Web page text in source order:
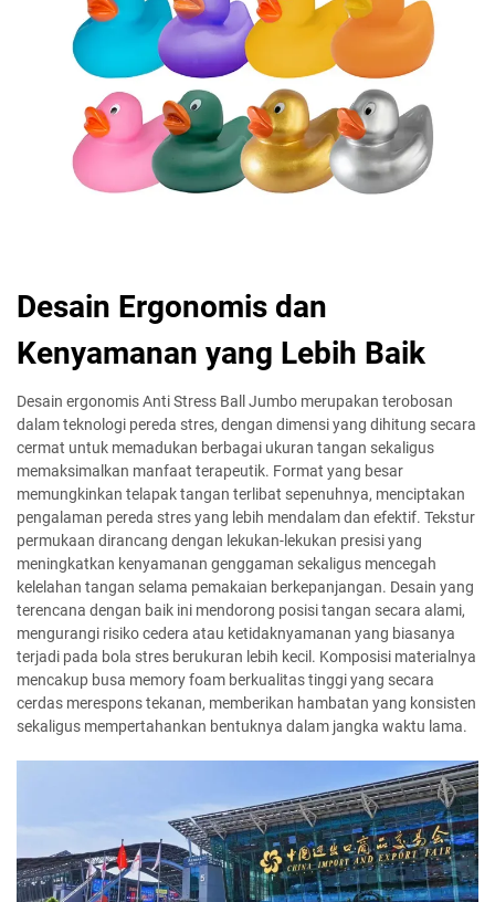
Desain Ergonomis dan
Kenyamanan yang Lebih Baik
Desain ergonomis Anti Stress Ball Jumbo merupakan terobosan
dalam teknologi pereda stres, dengan dimensi yang dihitung secara
cermat untuk memadukan berbagai ukuran tangan sekaligus
memaksimalkan manfaat terapeutik. Format yang besar
memungkinkan telapak tangan terlibat sepenuhnya, menciptakan
pengalaman pereda stres yang lebih mendalam dan efektif. Tekstur
permukaan dirancang dengan lekukan-lekukan presisi yang
meningkatkan kenyamanan genggaman sekaligus mencegah
kelelahan tangan selama pemakaian berkepanjangan. Desain yang
terencana dengan baik ini mendorong posisi tangan secara alami,
mengurangi risiko cedera atau ketidaknyamanan yang biasanya
terjadi pada bola stres berukuran lebih kecil. Komposisi materialnya
mencakup busa memory foam berkualitas tinggi yang secara
cerdas merespons tekanan, memberikan hambatan yang konsisten
sekaligus mempertahankan bentuknya dalam jangka waktu lama.